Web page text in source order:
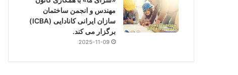
مهندس و انجمن ساختمان
سازان ایرانی کانادایی (ICBA)
برگزار می کند.
2025-11-09